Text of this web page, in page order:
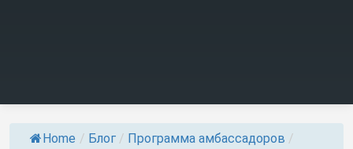
Home / Блог / Программа амбассадоров /